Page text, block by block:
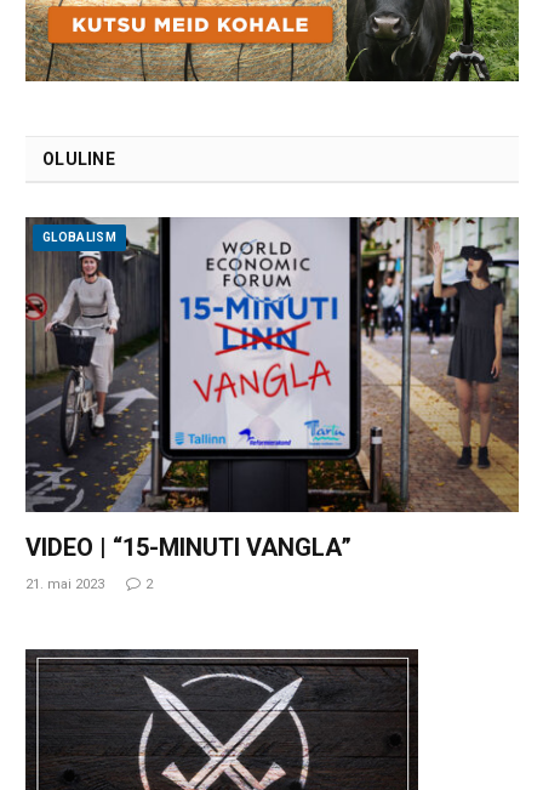
OLULINE
GLOBALISM
VIDEO | “15-MINUTI VANGLA”
21. mai 2023 2